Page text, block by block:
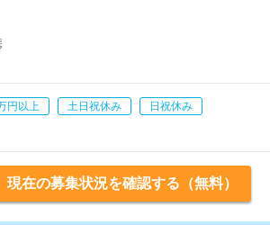
新規訪問診療先)
円以上 土日祝休み
日祝休み
現在の募集状況を確認する（無料）